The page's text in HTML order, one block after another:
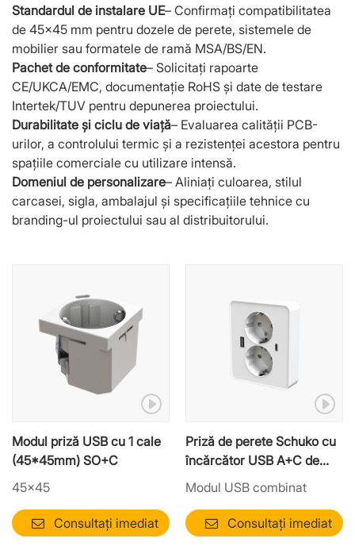
Standardul de instalare UE– Confirmați compatibilitatea
de 45×45 mm pentru dozele de perete, sistemele de
mobilier sau formatele de ramă MSA/BS/EN.
Pachet de conformitate– Solicitați rapoarte
CE/UKCA/EMC, documentație RoHS și date de testare
Intertek/TUV pentru depunerea proiectului.
Durabilitate și ciclu de viață– Evaluarea calității PCB-
urilor, a controlului termic și a rezistenței acestora pentru
spațiile comerciale cu utilizare intensă.
Domeniul de personalizare– Aliniați culoarea, stilul
carcasei, sigla, ambalajul și specificațiile tehnice cu
branding-ul proiectului sau al distribuitorului.
Modul priză USB cu 1 cale
(45*45mm) SO+C
45×45
Consultați imediat
Priză de perete Schuko cu
încărcător USB A+C de
20W | Modul de alimentare
Modul USB combinat
Consultați imediat